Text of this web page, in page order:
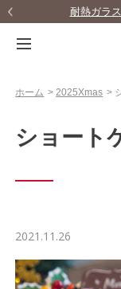
耐熱ガラ
ホーム >2025Xmas >
ショート
2021.11.26